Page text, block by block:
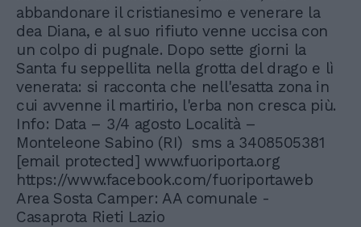
abbandonare il cristianesimo e venerare la
dea Diana, e al suo rifiuto venne uccisa con
un colpo di pugnale. Dopo sette giorni la
Santa fu seppellita nella grotta del drago e lì
venerata: si racconta che nell'esatta zona in
cui avvenne il martirio, l'erba non cresca più.
Info: Data – 3/4 agosto Località –
Monteleone Sabino (RI) sms a 3408505381
[email protected] www.fuoriporta.org
https://www.facebook.com/fuoriportaweb
Area Sosta Camper: AA comunale -
Casaprota Rieti Lazio